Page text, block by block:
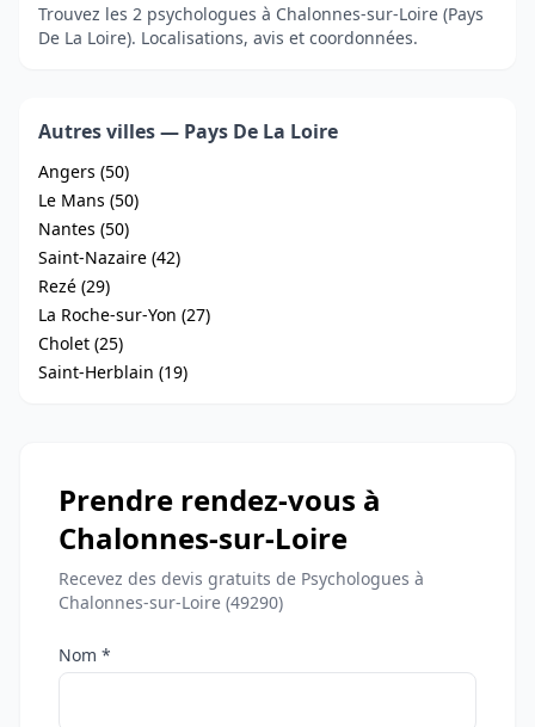
Trouvez les 2 psychologues à Chalonnes-sur-Loire (Pays
De La Loire). Localisations, avis et coordonnées.
Autres villes — Pays De La Loire
Angers (50)
Le Mans (50)
Nantes (50)
Saint-Nazaire (42)
Rezé (29)
La Roche-sur-Yon (27)
Cholet (25)
Saint-Herblain (19)
Prendre rendez-vous à
Chalonnes-sur-Loire
Recevez des devis gratuits de Psychologues à
Chalonnes-sur-Loire (49290)
Nom *